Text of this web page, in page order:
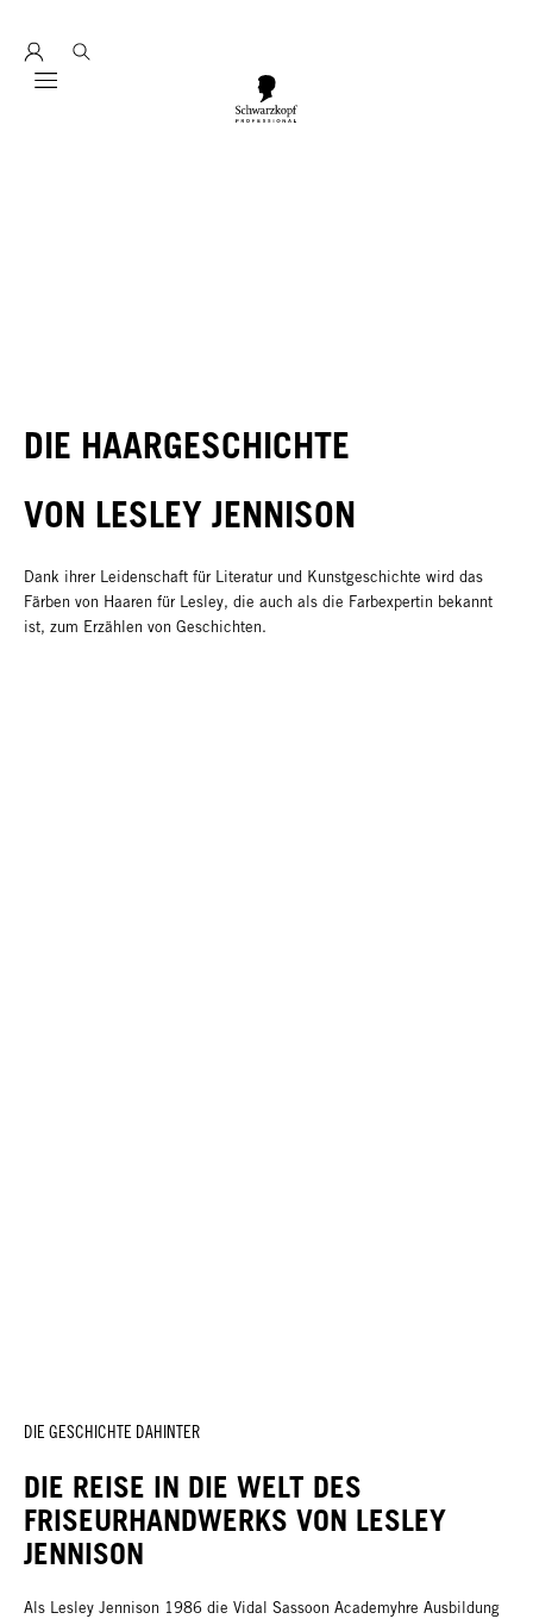
Mobile navigation
DIE HAARGESCHICHTE
VON LESLEY JENNISON
Dank ihrer Leidenschaft für Literatur und Kunstgeschichte wird das
Färben von Haaren für Lesley, die auch als die Farbexpertin bekannt
ist, zum Erzählen von Geschichten.
DIE GESCHICHTE DAHINTER
DIE REISE IN DIE WELT DES
FRISEURHANDWERKS VON LESLEY
JENNISON
Als Lesley Jennison 1986 die Vidal Sassoon Academyhre Ausbildung